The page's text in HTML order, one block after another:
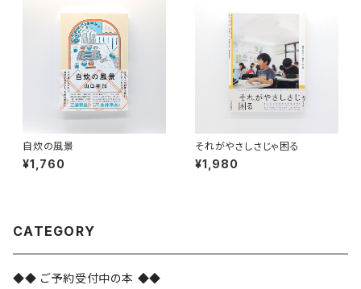
自炊の風景
¥1,760
それがやさしさじゃ困る
¥1,980
CATEGORY
◆◆ ご予約受付中の本 ◆◆